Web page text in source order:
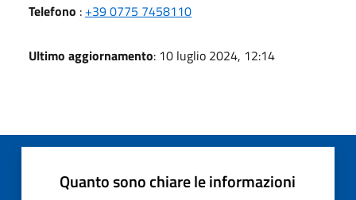
Telefono : +39 0775 7458110
Ultimo aggiornamento: 10 luglio 2024, 12:14
Quanto sono chiare le informazioni